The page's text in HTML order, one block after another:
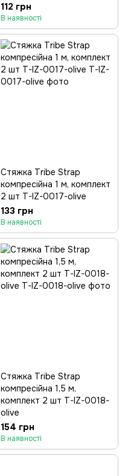
112 грн
В наявності
Стяжка Tribe Strap
компресійна 1 м, комплект
2 шт T-IZ-0017-olive
133 грн
В наявності
Стяжка Tribe Strap
компресійна 1,5 м,
комплект 2 шт T-IZ-0018-
olive
154 грн
В наявності